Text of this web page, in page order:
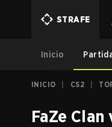
STRAFE
Inicio
INICIO CS2
FaZe Clan